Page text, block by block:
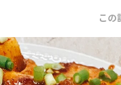
この